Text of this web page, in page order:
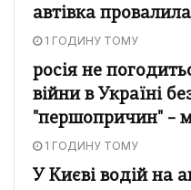
автівка
1 ГОДИНУ ТОМУ
росія не
війни в Україні
"першопричин" –
1 ГОДИНУ ТОМУ
У Києві водій на